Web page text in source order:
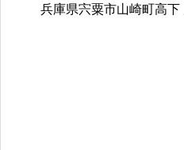
兵庫県宍粟市山崎町高下